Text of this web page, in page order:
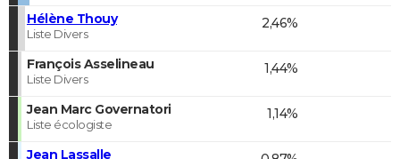
Hélène Thouy
Liste Divers
2,46%
François Asselineau
Liste Divers
1,44%
Jean Marc Governatori
Liste écologiste
1,14%
Jean Lassalle